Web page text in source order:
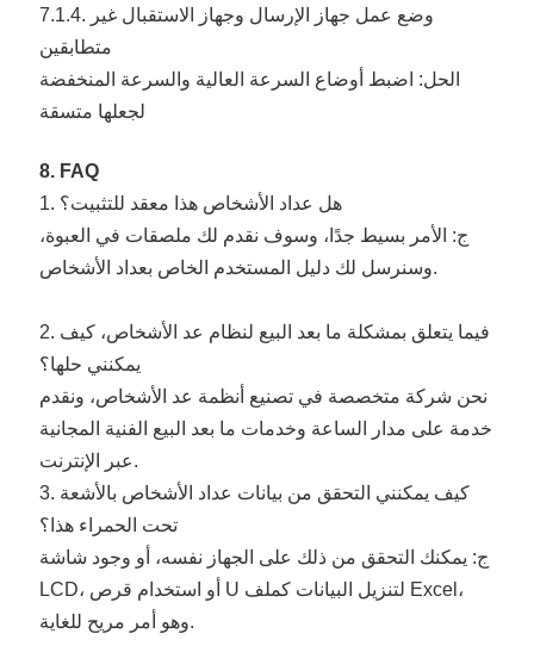
7.1.4. وضع عمل جهاز الإرسال وجهاز الاستقبال غير
متطابقين
الحل: اضبط أوضاع السرعة العالية والسرعة المنخفضة
لجعلها متسقة
8. FAQ
1. هل عداد الأشخاص هذا معقد للتثبيت؟
ج: الأمر بسيط جدًا، وسوف نقدم لك ملصقات في العبوة،
وسنرسل لك دليل المستخدم الخاص بعداد الأشخاص.
2. فيما يتعلق بمشكلة ما بعد البيع لنظام عد الأشخاص، كيف
يمكنني حلها؟
نحن شركة متخصصة في تصنيع أنظمة عد الأشخاص، ونقدم
خدمة على مدار الساعة وخدمات ما بعد البيع الفنية المجانية
عبر الإنترنت.
3. كيف يمكنني التحقق من بيانات عداد الأشخاص بالأشعة
تحت الحمراء هذا؟
ج: يمكنك التحقق من ذلك على الجهاز نفسه، أو وجود شاشة
LCD، أو استخدام قرص U لتنزيل البيانات كملف Excel،
وهو أمر مريح للغاية.